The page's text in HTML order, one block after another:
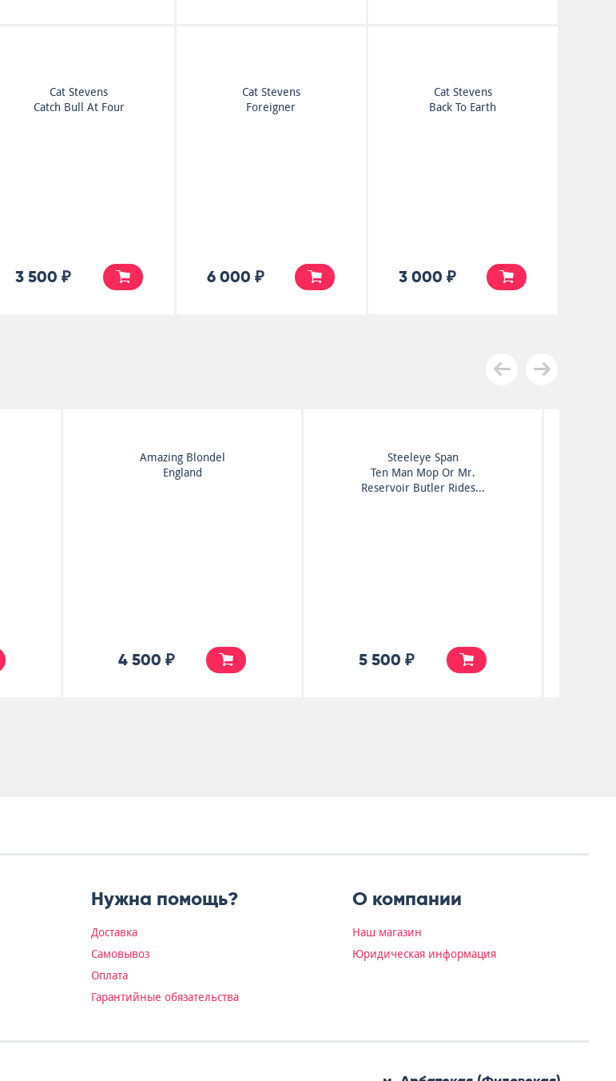
Cat Stevens
Catch Bull At Four
3 500 ₽
Cat Stevens
Foreigner
6 000 ₽
Cat Stevens
Back To Earth
3 000 ₽
Bob Dylan
Self Portrait
6 500 ₽
Bob Dylan
Bob Dylan
5 500 ₽
Нужна помощь?
Доставка
Самовывоз
Оплата
Гарантийные обязательства
О компании
Наш магазин
Юридическая информация